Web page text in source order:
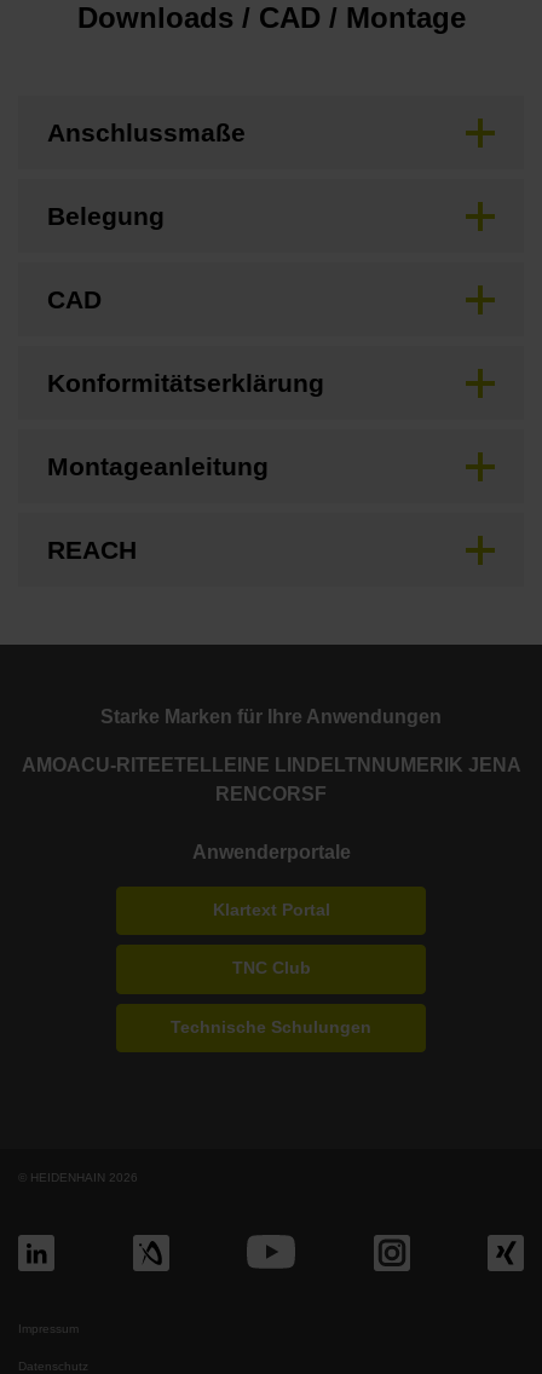
Downloads / CAD / Montage
Anschlussmaße
Belegung
CAD
Konformitätserklärung
Montageanleitung
REACH
Starke Marken für Ihre Anwendungen
AMOACU-RITE ETEL LEINE LINDE LTN NUMERIK JENA
RENCORSF
Anwenderportale
Klartext Portal
TNC Club
Technische Schulungen
© HEIDENHAIN 2026
Impressum
Datenschutz